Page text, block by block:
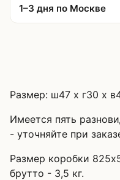
1–3 дня по Москве
Размер: ш47 х г30 х
Имеется пять
- уточняйте при
Размер коробки
брутто - 3,5 кг.